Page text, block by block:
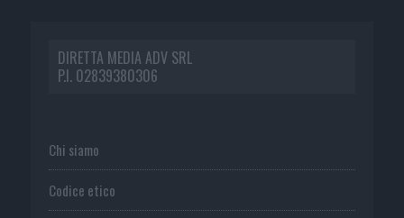
DIRETTA MEDIA ADV SRL
P.I. 02839380306
Chi siamo
Codice etico